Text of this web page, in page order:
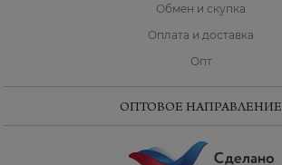
Обмен и скупка
Оплата и доставка
Опт
ОПТОВОЕ НАПРАВЛЕНИЕ